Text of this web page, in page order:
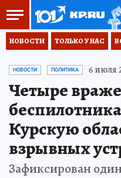
НОВОСТИ ТОЛЬКО У НАС
НОВОСТИ ПОЛИТИКА 6 июля
Четыре
Курскую
взрывных
Зафиксирован